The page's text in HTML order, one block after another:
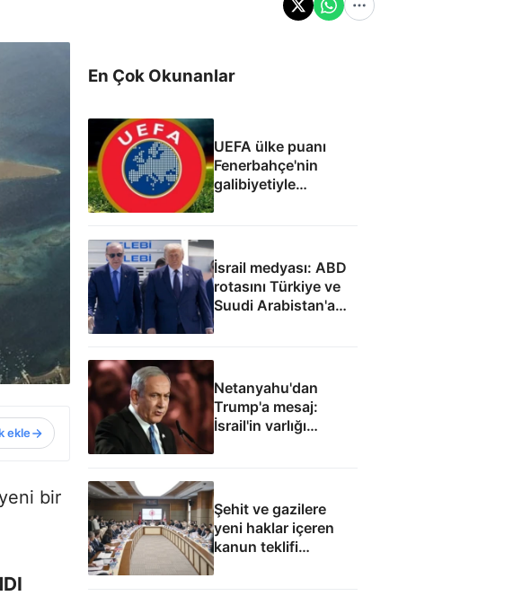
ekle
bir
En Çok Okunanlar
UEFA ülke puanı
Fenerbahçe'nin
galibiyetiyle
güncellendi
İsrail medyası: ABD
rotasını Türkiye ve
Suudi Arabistan'a
çevirdi
Netanyahu'dan
Trump'a mesaj:
İsrail'in varlığı
Şehit ve gazilere
yeni haklar içeren
kanun teklifi
komisyondan geçti